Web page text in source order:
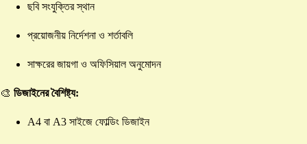
ছবি সংযুক্তির স্থান
প্রয়োজনীয় নির্দেশনা ও শর্তাবলি
সাক্ষরের জায়গা ও অফিসিয়াল অনুমোদন
🎨 ডিজাইনের বৈশিষ্ট্য:
A4 বা A3 সাইজে ফোল্ডিং ডিজাইন